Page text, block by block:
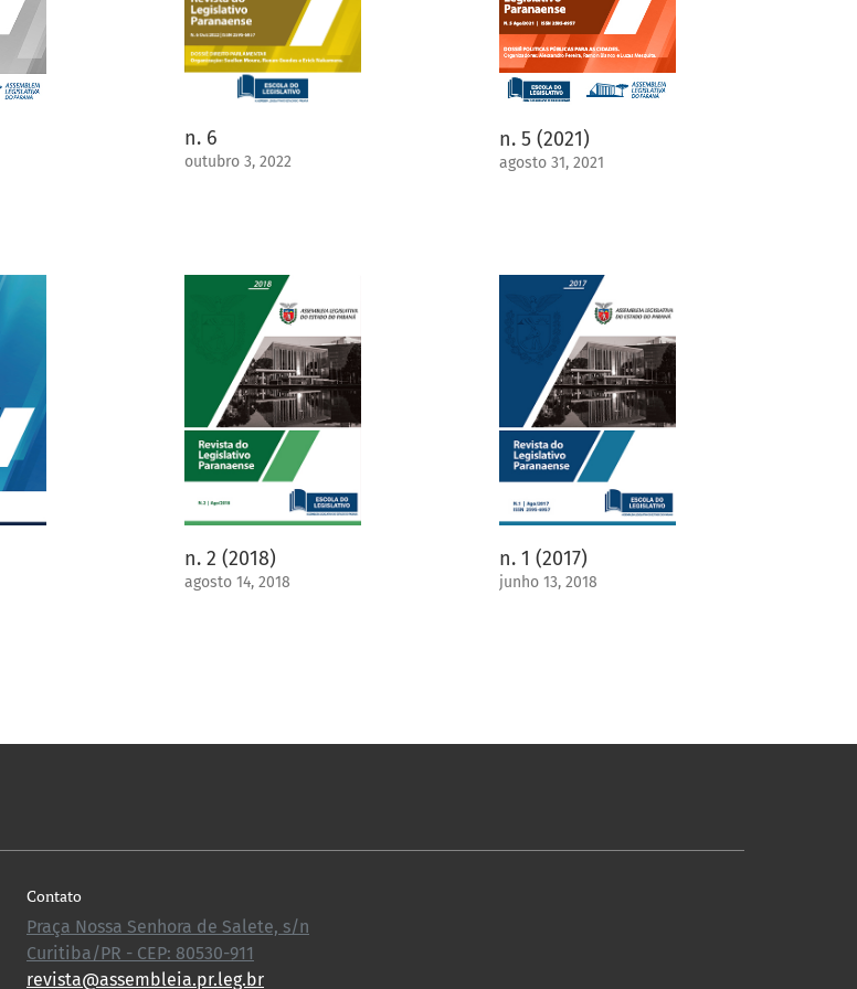
n. 6
outubro 3, 2022
n. 5 (2021)
agosto 31, 2021
n. 2 (2018)
agosto 14, 2018
n. 1 (2017)
junho 13, 2018
Contato
Praça Nossa Senhora de Salete, s/n
Curitiba/PR - CEP: 80530-911
revista@assembleia.pr.leg.br